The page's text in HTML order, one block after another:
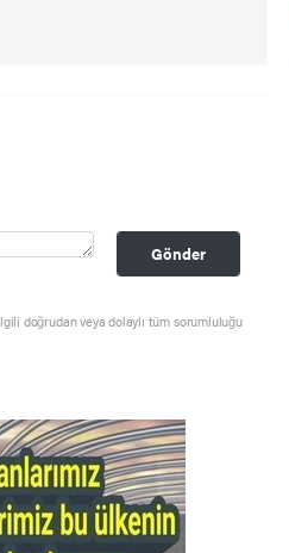
Gönder
doğrudan veya dolaylı tüm sorumluluğu